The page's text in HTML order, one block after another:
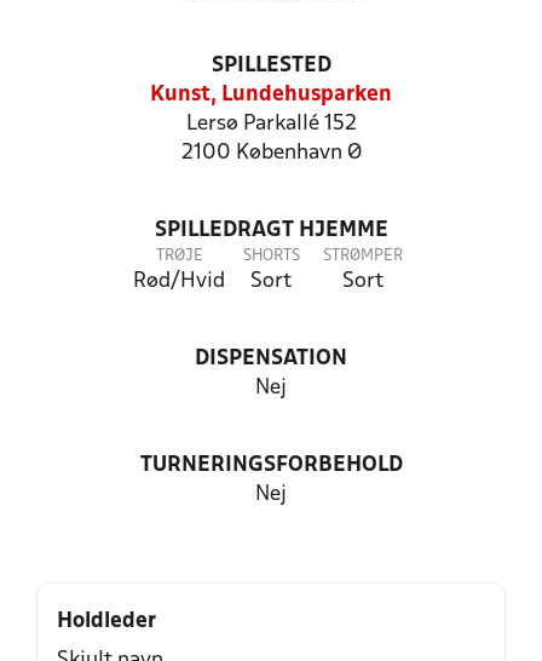
SPILLESTED
Kunst, Lundehusparken
Lersø Parkallé 152
2100 København Ø
SPILLEDRAGT HJEMME
TRØJE
Rød/Hvid
SHORTS
Sort
STRØMPER
Sort
DISPENSATION
Nej
TURNERINGSFORBEHOLD
Nej
Holdleder